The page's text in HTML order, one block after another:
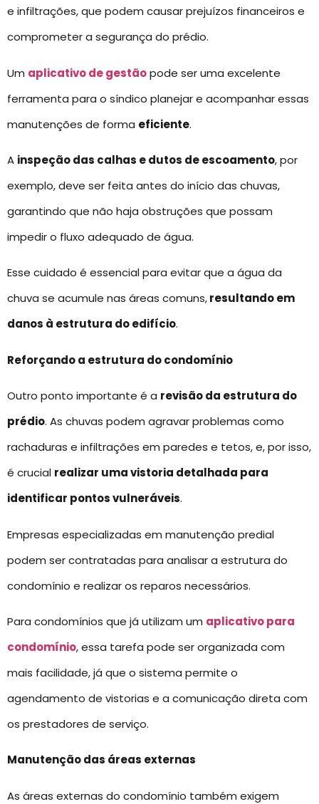
e infiltrações, que podem causar prejuízos financeiros e
comprometer a segurança do prédio.
Um aplicativo de gestãopode ser uma excelente
ferramenta para o síndico planejar e acompanhar essas
manutenções de forma eficiente.
A inspeção das calhas e dutos de escoamento, por
exemplo, deve ser feita antes do início das chuvas,
garantindo que não haja obstruções que possam
impedir o fluxo adequado de água.
Esse cuidado é essencial para evitar que a água da
chuva se acumule nas áreas comuns,resultando em
danos à estrutura do edifício.
Reforçando a estrutura do condomínio
Outro ponto importante é a revisão da estrutura do
prédio. As chuvas podem agravar problemas como
rachaduras e infiltrações em paredes e tetos, e, por isso,
é crucial realizar uma vistoria detalhada para
identificar pontos vulneráveis.
Empresas especializadas em manutenção predial
podem ser contratadas para analisar a estrutura do
condomínio e realizar os reparos necessários.
Para condomínios que já utilizam um aplicativo para
condomínio, essa tarefa pode ser organizada com
mais facilidade, já que o sistema permite o
agendamento de vistorias e a comunicação direta com
os prestadores de serviço.
Manutenção das áreas externas
As áreas externas do condomínio também exigem